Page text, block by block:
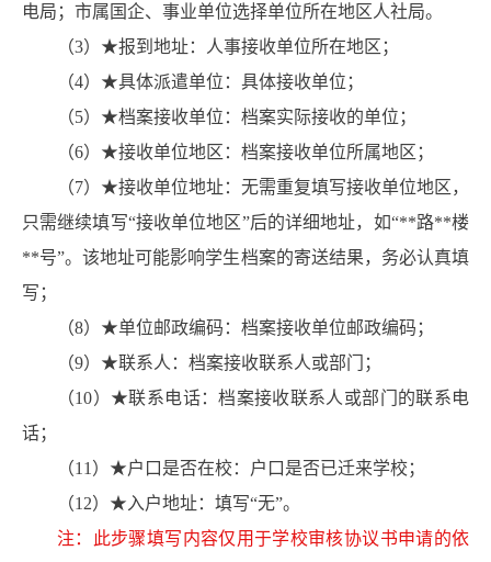
电局；市属国企、事业单位选择单位所在地区人社局。
（3）★报到地址：人事接收单位所在地区；
（4）★具体派遣单位：具体接收单位；
（5）★档案接收单位：档案实际接收的单位；
（6）★接收单位地区：档案接收单位所属地区；
（7）★接收单位地址：无需重复填写接收单位地区，
只需继续填写“接收单位地区”后的详细地址，如“**路**楼
**号”。该地址可能影响学生档案的寄送结果，务必认真填
写；
（8）★单位邮政编码：档案接收单位邮政编码；
（9）★联系人：档案接收联系人或部门；
（10）★联系电话：档案接收联系人或部门的联系电
话；
（11）★户口是否在校：户口是否已迁来学校；
（12）★入户地址：填写“无”。
注：此步骤填写内容仅用于学校审核协议书申请的依